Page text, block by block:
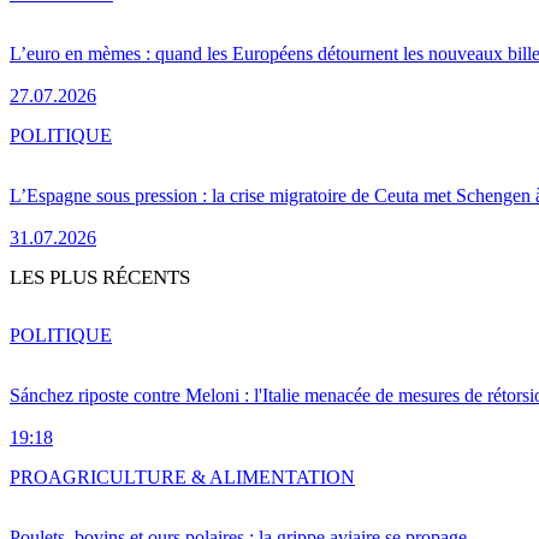
L’euro en mèmes : quand les Européens détournent les nouveaux
27.07.2026
L’Espagne sous pression : la crise migratoire de Ceuta met Schengen
31.07.2026
POLITIQUE
LES PLUS RÉCENTS
Sánchez riposte contre Meloni : l'Italie menacée de mesures de
19:18
POLITIQUE
PROAGRICULTURE & ALIMENTATION